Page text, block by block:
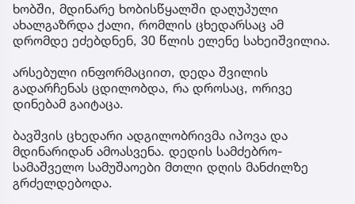
ხობში, მდინარე ხობისწყალში დაღუპული
ახალგაზრდა ქალი, რომლის ცხედარსაც ამ
დრომდე ეძებდნენ, 30 წლის ელენე სახეიშვილია.
არსებული ინფორმაციით, დედა შვილის
გადარჩენას ცდილობდა, რა დროსაც, ორივე
დინებამ გაიტაცა.
ბავშვის ცხედარი ადგილობრივმა იპოვა და
მდინარიდან ამოასვენა. დედის სამძებრო-
სამაშველო სამუშაოები მთლი დღის მანძილზე
გრძელდებოდა.